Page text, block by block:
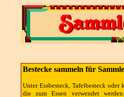
Bestecke sammeln für
Unter Essbesteck, Tafelbesteck oder
die zum Essen verwendet